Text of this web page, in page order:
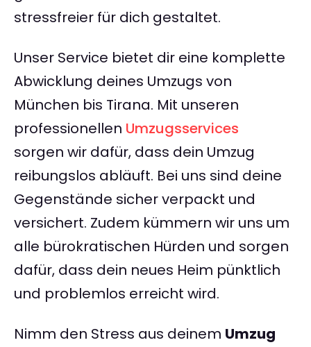
stressfreier für dich gestaltet.
Unser Service bietet dir eine komplette
Abwicklung deines Umzugs von
München bis Tirana. Mit unseren
professionellen Umzugsservices
sorgen wir dafür, dass dein Umzug
reibungslos abläuft. Bei uns sind deine
Gegenstände sicher verpackt und
versichert. Zudem kümmern wir uns um
alle bürokratischen Hürden und sorgen
dafür, dass dein neues Heim pünktlich
und problemlos erreicht wird.
Nimm den Stress aus deinem Umzug